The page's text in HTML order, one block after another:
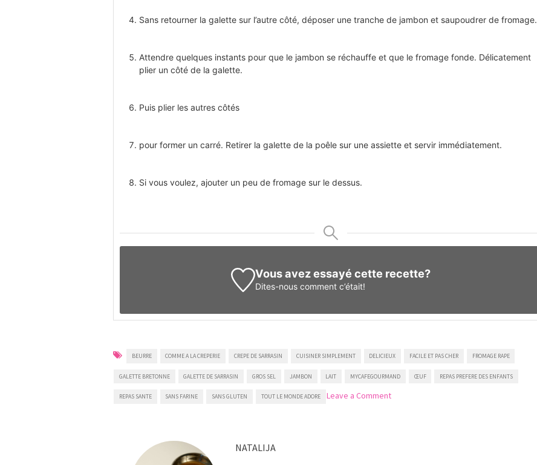
Sans retourner la galette sur l’autre côté, déposer une tranche de jambon et saupoudrer de fromage.
Attendre quelques instants pour que le jambon se réchauffe et que le fromage fonde. Délicatement
plier un côté de la galette.
Puis plier les autres côtés
pour former un carré. Retirer la galette de la poêle sur une assiette et servir immédiatement.
Si vous voulez, ajouter un peu de fromage sur le dessus.
Vous avez essayé cette recette?
Dites-nous comment c’était!
BEURRE COMME A LA CREPERIE CREPE DE SARRASIN CUISINER SIMPLEMENT DELICIEUX FACILE ET PAS CHER FROMAGE RAPE
GALETTE BRETONNE GALETTE DE SARRASIN GROS SEL JAMBON LAIT MYCAFEGOURMAND ŒUF REPAS PREFERE DES ENFANTS
REPAS SANTE SANS FARINE SANS GLUTEN TOUT LE MONDE ADORE Leave a Commenton
NATALIJA